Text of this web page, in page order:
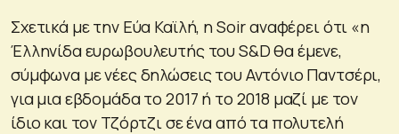
Σχετικά με την Εύα Καϊλή, η Soir αναφέρει ότι «η
Έλληνίδα ευρωβουλευτής του S&D θα έμενε,
σύμφωνα με νέες δηλώσεις του Αντόνιο Παντσέρι,
για μια εβδομάδα το 2017 ή το 2018 μαζί με τον
ίδιο και τον Τζόρτζι σε ένα από τα πολυτελή